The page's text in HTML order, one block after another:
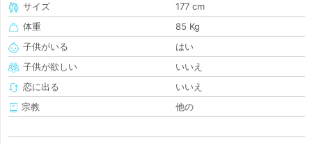
サイズ
177 cm
体重
85 Kg
子供がいる
はい
子供が欲しい
いいえ
恋に出る
いいえ
宗教
他の